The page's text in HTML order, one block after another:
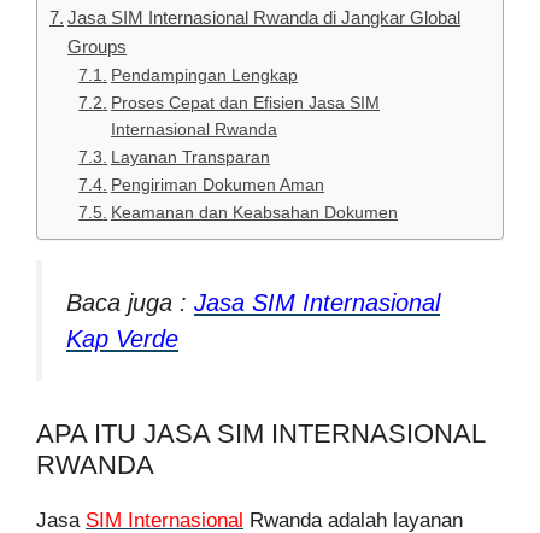
Jasa SIM Internasional Rwanda di Jangkar Global
Groups
Pendampingan Lengkap
Proses Cepat dan Efisien Jasa SIM
Internasional Rwanda
Layanan Transparan
Pengiriman Dokumen Aman
Keamanan dan Keabsahan Dokumen
Baca juga : Jasa SIM Internasional
Kap Verde
APA ITU JASA SIM INTERNASIONAL
RWANDA
Jasa SIM Internasional Rwanda adalah layanan